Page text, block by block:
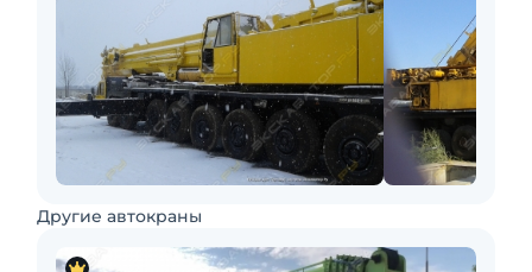
Другие автокраны